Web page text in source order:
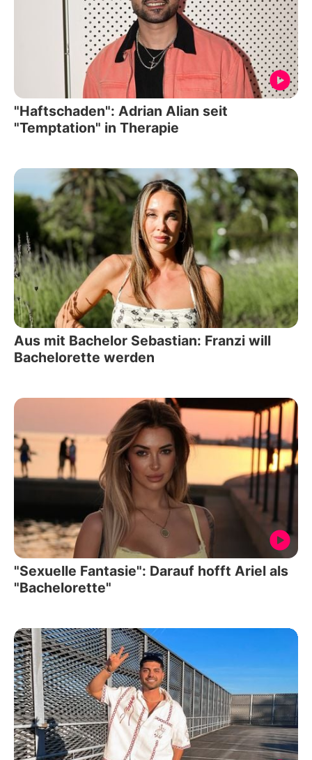
"Haftschaden": Adrian Alian seit
"Temptation" in Therapie
Aus mit Bachelor Sebastian: Franzi will
Bachelorette werden
"Sexuelle Fantasie": Darauf hofft Ariel als
"Bachelorette"